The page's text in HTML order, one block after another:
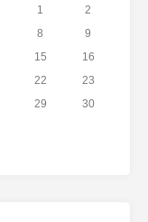
1
2
8
9
15
16
22
23
29
30